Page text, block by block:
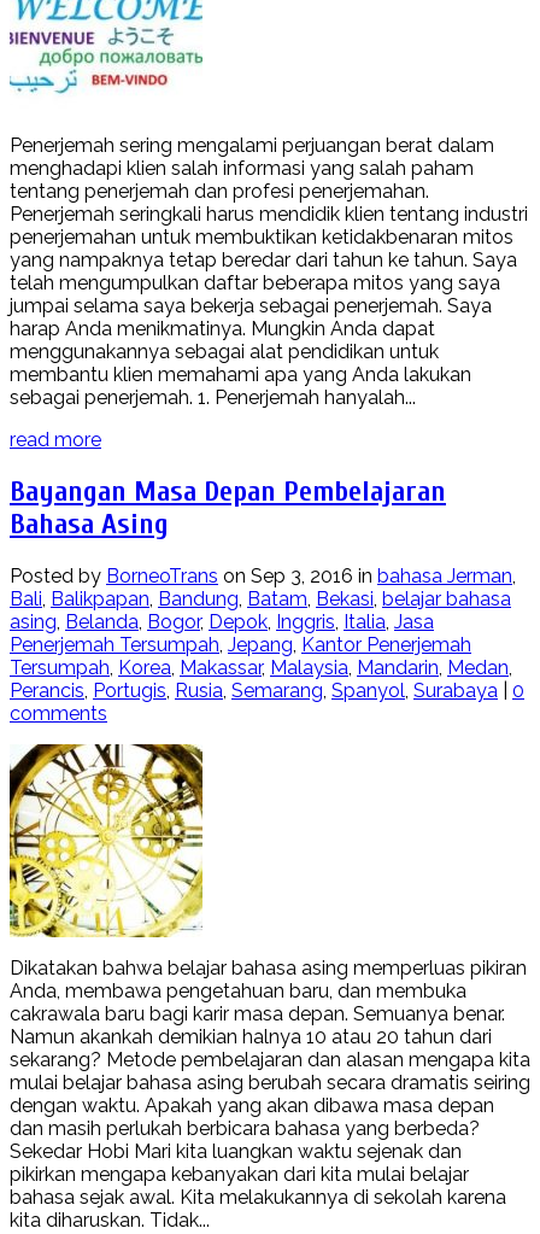
Penerjemah sering mengalami perjuangan berat dalam
menghadapi klien salah informasi yang salah paham
tentang penerjemah dan profesi penerjemahan.
Penerjemah seringkali harus mendidik klien tentang industri
penerjemahan untuk membuktikan ketidakbenaran mitos
yang nampaknya tetap beredar dari tahun ke tahun. Saya
telah mengumpulkan daftar beberapa mitos yang saya
jumpai selama saya bekerja sebagai penerjemah. Saya
harap Anda menikmatinya. Mungkin Anda dapat
menggunakannya sebagai alat pendidikan untuk
membantu klien memahami apa yang Anda lakukan
sebagai penerjemah. 1. Penerjemah hanyalah...
read more
Bayangan Masa Depan Pembelajaran
Bahasa Asing
Posted by BorneoTrans on Sep 3, 2016 in bahasa Jerman,
Bali, Balikpapan, Bandung, Batam, Bekasi, belajar bahasa
asing, Belanda, Bogor, Depok, Inggris, Italia, Jasa
Penerjemah Tersumpah, Jepang, Kantor Penerjemah
Tersumpah, Korea, Makassar, Malaysia, Mandarin, Medan,
Perancis, Portugis, Rusia, Semarang, Spanyol, Surabaya
0
comments
Dikatakan bahwa belajar bahasa asing memperluas pikiran
Anda, membawa pengetahuan baru, dan membuka
cakrawala baru bagi karir masa depan. Semuanya benar.
Namun akankah demikian halnya 10 atau 20 tahun dari
sekarang? Metode pembelajaran dan alasan mengapa kita
mulai belajar bahasa asing berubah secara dramatis seiring
dengan waktu. Apakah yang akan dibawa masa depan
dan masih perlukah berbicara bahasa yang berbeda?
Sekedar Hobi Mari kita luangkan waktu sejenak dan
pikirkan mengapa kebanyakan dari kita mulai belajar
bahasa sejak awal. Kita melakukannya di sekolah karena
kita diharuskan. Tidak...